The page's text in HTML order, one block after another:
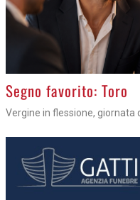
>
Segno favorito: Toro
Vergine in flessione, giornata